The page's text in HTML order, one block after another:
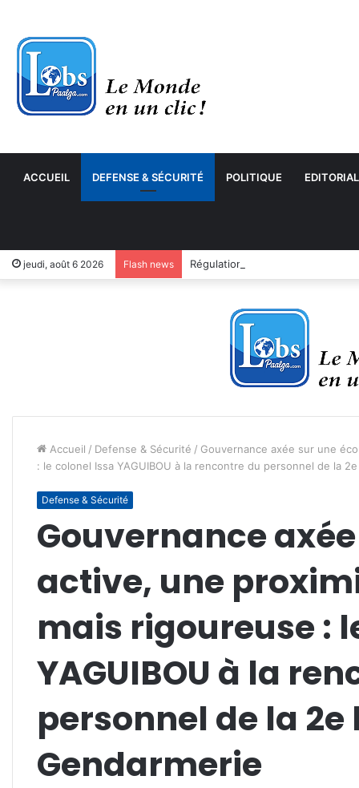
ACCUEIL DEFENSE & SÉCURITÉ POLITIQUE EDITORIAL
jeudi, août 6 2026 Flash news
Accueil / Defense & Sécurité / Gouvernance axée sur une
: le colonel Issa YAGUIBOU à la rencontre du personnel de la
Defense & Sécurité
Gouvernance
active, une
mais rigoureuse :
YAGUIBOU à la
personnel de la 2e
Gendarmerie